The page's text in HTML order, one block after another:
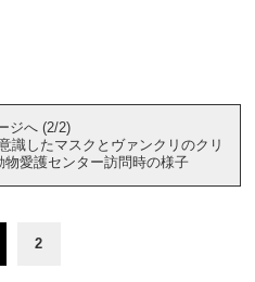
ジへ (2/2)
識したマスクとヴァンクリのクリ
愛護センター訪問時の様子
2